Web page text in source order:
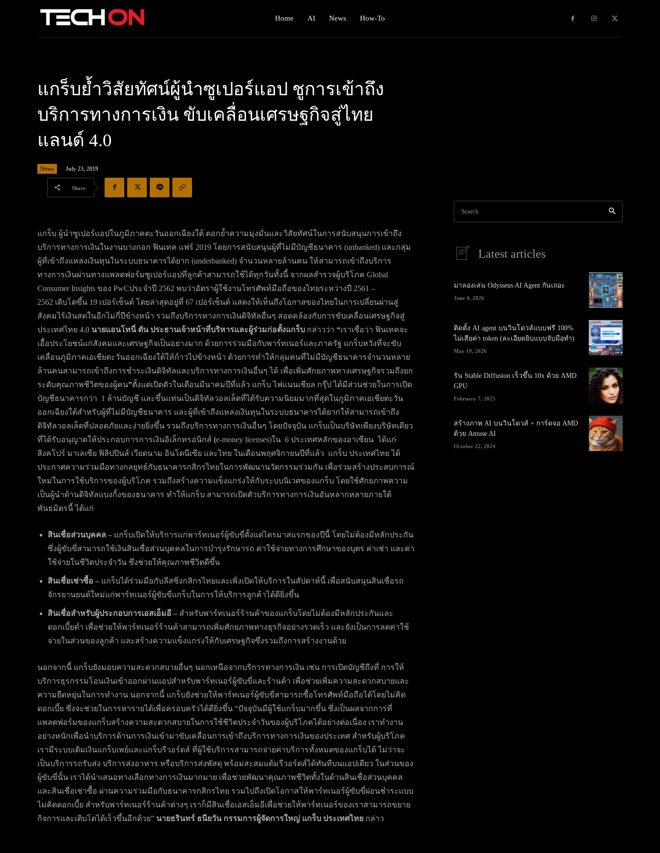
Home AI News How-To
แกร็บย้ำวิสัยทัศน์ผู้นำซูเปอร์แอป ชูการเข้าถึง
บริการทางการเงิน ขับเคลื่อนเศรษฐกิจสู่ไทย
แลนด์ 4.0
News July 23, 2019
Share
แกร็บ ผู้นำซูเปอร์แอปในภูมิภาคตะวันออกเฉียงใต้ ตอกย้ำความมุ่งมั่นและวิสัยทัศน์ในการสนับสนุนการเข้าถึง
บริการทางการเงินในงานบางกอก ฟินเทค แฟร์ 2019 โดยการสนับสนุนผู้ที่ไม่มีบัญชีธนาคาร (unbanked) และกลุ่ม
ผู้ที่เข้าถึงแหล่งเงินทุนในระบบธนาคารได้ยาก (underbanked) จำนวนหลายล้านคน ให้สามารถเข้าถึงบริการ
ทางการเงินผ่านทางแพลตฟอร์มซูเปอร์แอปที่ลูกค้าสามารถใช้ได้ทุกวันทั้งนี้ จากผลสำรวจผู้บริโภค Global
Consumer Insights ของ PwCประจำปี 2562 พบว่าอัตราผู้ใช้งานโทรศัพท์มือถือของไทยระหว่างปี 2561 –
2562 เติบโตขึ้น 19 เปอร์เซ็นต์ โดยล่าสุดอยู่ที่ 67 เปอร์เซ็นต์ แสดงให้เห็นถึงโอกาสของไทยในการเปลี่ยนผ่านสู่
สังคมไร้เงินสดในอีกไม่กี่ปีข้างหน้า รวมถึงบริการทางการเงินดิจิทัลอื่นๆ สอดคล้องกับการขับเคลื่อนเศรษฐกิจสู่
ประเทศไทย 4.0 นายแอนโทนี่ ตัน ประธานเจ้าหน้าที่บริหารและผู้ร่วมก่อตั้งแกร็บ กล่าวว่า “เราเชื่อว่า ฟินเทคจะ
เอื้อประโยชน์แก่สังคมและเศรษฐกิจเป็นอย่างมาก ด้วยการร่วมมือกับพาร์ทเนอร์และภาครัฐ แกร็บหวังที่จะขับ
เคลื่อนภูมิภาคเอเชียตะวันออกเฉียงใต้ให้ก้าวไปข้างหน้า ด้วยการทำให้กลุ่มคนที่ไม่มีบัญชีธนาคารจำนวนหลาย
ล้านคนสามารถเข้าถึงการชำระเงินดิจิทัลและบริการทางการเงินอื่นๆ ได้ เพื่อเพิ่มศักยภาพทางเศรษฐกิจรวมถึงยก
ระดับคุณภาพชีวิตของผู้คน”ตั้งแต่เปิดตัวในเดือนมีนาคมปีที่แล้ว แกร็บ ไฟแนนเชียล กรุ๊ป ได้มีส่วนช่วยในการเปิด
บัญชีธนาคารกว่า 1 ล้านบัญชี และขึ้นแท่นเป็นดิจิทัลวอลเล็ตที่ได้รับความนิยมมากที่สุดในภูมิภาคเอเชียตะวัน
ออกเฉียงใต้สำหรับผู้ที่ไม่มีบัญชีธนาคาร และผู้ที่เข้าถึงแหล่งเงินทุนในระบบธนาคารได้ยากให้สามารถเข้าถึง
ดิจิทัลวอลเล็ตที่ปลอดภัยและง่ายยิ่งขึ้น รวมถึงบริการทางการเงินอื่นๆ โดยปัจจุบัน แกร็บเป็นบริษัทเพียงบริษัทเดียว
ที่ได้รับอนุญาตให้ประกอบการการเงินอิเล็กทรอนิกส์ (e-money licenses)ใน 6 ประเทศหลักของอาเซียน ได้แก่
สิงคโปร์ มาเลเซีย ฟิลิปปินส์ เวียดนาม อินโดนีเซีย และไทย ในเดือนพฤศจิกายนปีที่แล้ว แกร็บ ประเทศไทย ได้
ประกาศความร่วมมือทางกลยุทธ์กับธนาคารกสิกรไทยในการพัฒนานวัตกรรมร่วมกัน เพื่อร่วมสร้างประสบการณ์
ใหม่ในการใช้บริการของผู้บริโภค รวมถึงสร้างความแข็งแกร่งให้กับระบบนิเวศของแกร็บ โดยใช้ศักยภาพความ
เป็นผู้นำด้านดิจิทัลแบงกิ้งของธนาคาร ทำให้แกร็บ สามารถเปิดตัวบริการทางการเงินอันหลากหลายภายใต้
พันธมิตรนี้ ได้แก่
สินเชื่อส่วนบุคคล – แกร็บเปิดให้บริการแก่พาร์ทเนอร์ผู้ขับขี่ตั้งแต่ไตรมาสแรกของปีนี้ โดยไม่ต้องมีหลักประกัน
ซึ่งผู้ขับขี่สามารถใช้เงินสินเชื่อส่วนบุคคลในการบำรุงรักษารถ ค่าใช้จ่ายทางการศึกษาของบุตร ค่าเช่า และค่า
ใช้จ่ายในชีวิตประจำวัน ซึ่งช่วยให้คุณภาพชีวิตดีขึ้น
สินเชื่อเช่าซื้อ – แกร็บได้ร่วมมือกับลีสซิ่งกสิกรไทยและเพิ่งเปิดให้บริการในสัปดาห์นี้ เพื่อสนับสนุนสินเชื่อรถ
จักรยานยนต์ใหม่แก่พาร์ทเนอร์ผู้ขับขี่แกร็บในการให้บริการลูกค้าได้ดียิ่งขึ้น
สินเชื่อสำหรับผู้ประกอบการเอสเอ็มอี – สำหรับพาร์ทเนอร์ร้านค้าของแกร็บโดยไม่ต้องมีหลักประกันและ
ดอกเบี้ยต่ำ เพื่อช่วยให้พาร์ทเนอร์ร้านค้าสามารถเพิ่มศักยภาพทางธุรกิจอย่างรวดเร็ว และยังเป็นการลดค่าใช้
จ่ายในส่วนของลูกค้า และสร้างความแข็งแกร่งให้กับเศรษฐกิจซึ่งรวมถึงการสร้างงานด้วย
นอกจากนี้ แกร็บยังมอบความสะดวกสบายอื่นๆ นอกเหนือจากบริการทางการเงิน เช่น การเปิดบัญชีถึงที่ การให้
บริการธุรกรรมโอนเงินเข้าออกผ่านแอปสำหรับพาร์ทเนอร์ผู้ขับขี่และร้านค้า เพื่อช่วยเพิ่มความสะดวกสบายและ
ความยืดหยุ่นในการทำงาน นอกจากนี้ แกร็บยังช่วยให้พาร์ทเนอร์ผู้ขับขี่สามารถซื้อโทรศัพท์มือถือได้โดยไม่คิด
ดอกเบี้ย ซึ่งจะช่วยในการหารายได้เพื่อครอบครัวได้ดียิ่งขึ้น “ปัจจุบันมีผู้ใช้แกร็บมากขึ้น ซึ่งเป็นผลจากการที่
แพลตฟอร์มของแกร็บสร้างความสะดวกสบายในการใช้ชีวิตประจำวันของผู้บริโภคได้อย่างต่อเนื่อง เราทำงาน
อย่างหนักเพื่อนำบริการด้านการเงินเข้ามาขับเคลื่อนการเข้าถึงบริการทางการเงินของประเทศ สำหรับผู้บริโภค
เรามีระบบเติมเงินแกร็บเพย์และแกร็บรีวอร์ดส์ ที่ผู้ใช้บริการสามารถจ่ายค่าบริการทั้งหมดของแกร็บได้ ไม่ว่าจะ
เป็นบริการรถรับส่ง บริการส่งอาหาร หรือบริการส่งพัสดุ พร้อมสะสมแต้มรีวอร์ดส์ได้ทันทีบนแอปเดียว ในส่วนของ
ผู้ขับขี่นั้น เราได้นำเสนอทางเลือกทางการเงินมากมาย เพื่อช่วยพัฒนาคุณภาพชีวิตทั้งในด้านสินเชื่อส่วนบุคคล
และสินเชื่อเช่าซื้อ ผ่านความร่วมมือกับธนาคารกสิกรไทย รวมไปถึงเปิดโอกาสให้พาร์ทเนอร์ผู้ขับขี่ผ่อนชำระแบบ
ไม่คิดดอกเบี้ย สำหรับพาร์ทเนอร์ร้านค้าต่างๆ เราก็มีสินเชื่อเอสเอ็มอีเพื่อช่วยให้พาร์ทเนอร์ของเราสามารถขยาย
กิจการและเติบโตได้เร็วขึ้นอีกด้วย” นายธรินทร์ ธนียวัน กรรมการผู้จัดการใหญ่ แกร็บ ประเทศไทย กล่าว
Search
Latest articles
มาลองเล่น Odysseus AI Agent กันเถอะ
June 4, 2026
ติดตั้ง AI agent บนวินโดวส์แบบฟรี 100%
ไม่เสียค่า token (ละเอียดยิบแบบจับมือทำ)
May 19, 2026
รัน Stable Diffusion เร็วขึ้น 10x ด้วย AMD
GPU
February 7, 2025
สร้างภาพ AI บนวินโดวส์ + การ์ดจอ AMD
ด้วย Amuse AI
October 22, 2024